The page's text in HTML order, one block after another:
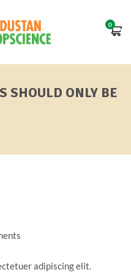
0
SHOULD ONLY BE
adipiscing elit.